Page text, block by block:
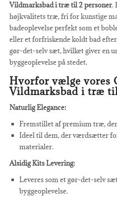
Vildmarksbad i træ til 2 personer.
højkvalitets træ, fri for kunstige
badeoplevelse perfekt som et
eller et forfriskende koldt bad
gør-det-selv sæt, hvilket giver en
byggeoplevelse på stedet.
Hvorfor vælge vores
Vildmarksbad i træ
Naturlig Elegance:
Fremstillet af premium træ,
Ideel til dem, der værdsætter
materialer.
Alsidig Kits Levering:
Leveres som et gør-det-selv
byggeoplevelse.